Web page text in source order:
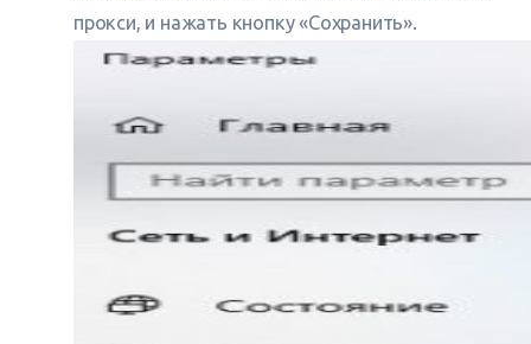
прокси, и нажать кнопку «Сохранить».